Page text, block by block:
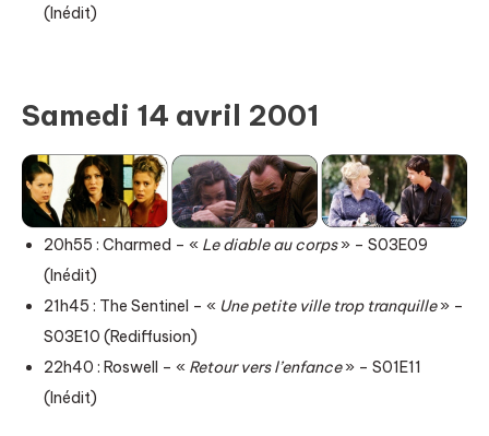
(Inédit)
Samedi 14 avril 2001
20h55 : Charmed – « Le diable au corps» – S03E09
(Inédit)
21h45 : The Sentinel – « Une petite ville trop tranquille» –
S03E10 (Rediffusion)
22h40 : Roswell – « Retour vers l’enfance» – S01E11
(Inédit)